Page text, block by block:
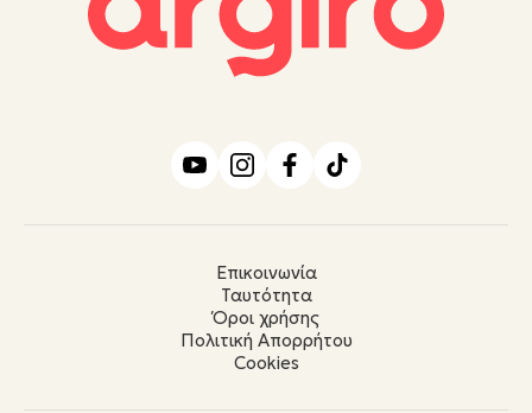
Επικοινωνία
Ταυτότητα
Όροι χρήσης
Πολιτική Απορρήτου
Cookies